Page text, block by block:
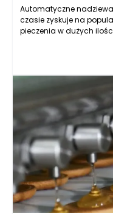
Automatyczne
czasie zyskuje na
pieczenia w dużych
delikatnym kremem,
tylko wygodne, ale
oraz efektywność
zależy jednak od wielu
konsystencja kremu